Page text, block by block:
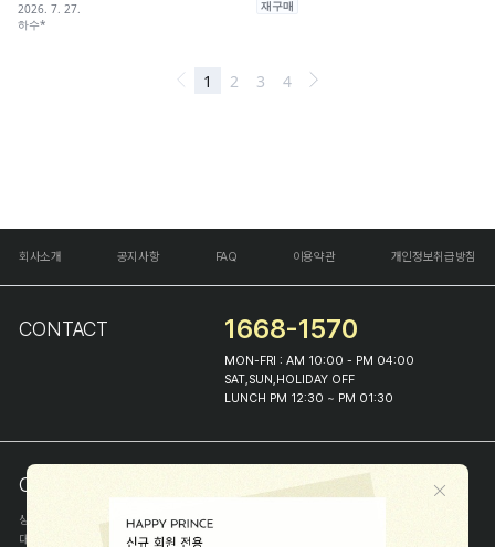
회사소개 공지사항 FAQ 이용약관 개인정보취급방침
CONTACT 1668-1570
MON-FRI : AM 10:00 - PM 04:00
SAT,SUN,HOLIDAY OFF
LUNCH PM 12:30 ~ PM 01:30
COMPANY INFO
상호
(주)해피프린스
대표
이화진